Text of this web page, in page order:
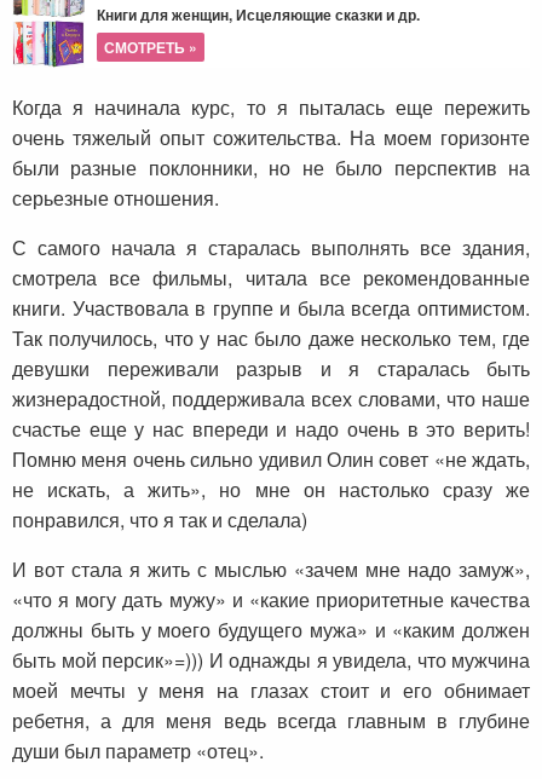
Книги для женщин, Исцеляющие сказки и др.
СМОТРЕТЬ »
Когда я начинала курс, то я пыталась еще пережить
очень тяжелый опыт сожительства. На моем горизонте
были разные поклонники, но не было перспектив на
серьезные отношения.
С самого начала я старалась выполнять все здания,
смотрела все фильмы, читала все рекомендованные
книги. Участвовала в группе и была всегда оптимистом.
Так получилось, что у нас было даже несколько тем, где
девушки переживали разрыв и я старалась быть
жизнерадостной, поддерживала всех словами, что наше
счастье еще у нас впереди и надо очень в это верить!
Помню меня очень сильно удивил Олин совет «не ждать,
не искать, а жить», но мне он настолько сразу же
понравился, что я так и сделала)
И вот стала я жить с мыслью «зачем мне надо замуж»,
«что я могу дать мужу» и «какие приоритетные качества
должны быть у моего будущего мужа» и «каким должен
быть мой персик»=))) И однажды я увидела, что мужчина
моей мечты у меня на глазах стоит и его обнимает
ребетня, а для меня ведь всегда главным в глубине
души был параметр «отец».